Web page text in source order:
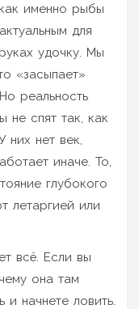
именно рыбы
для
удочку. Мы
«засыпает»
реальность
не спят так, как
них нет век,
иначе. То,
глубокого
летаргией или
всё. Если вы
она там
и начнете ловить.